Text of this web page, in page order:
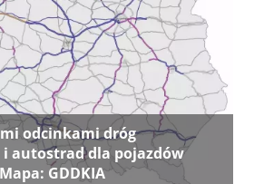
odcinkami dróg
i autostrad dla pojazdów
GDDKIA